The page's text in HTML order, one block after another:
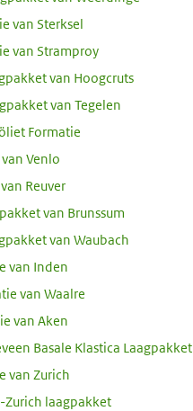
van Sterksel
van Stramproy
van Hoogcruts
van Tegelen
Formatie
van Venlo
Reuver
van Brunssum
van Waubach
van Inden
van Waalre
van Aken
Basale Klastica Laagpakket
van Zurich
Zurich laagpakket